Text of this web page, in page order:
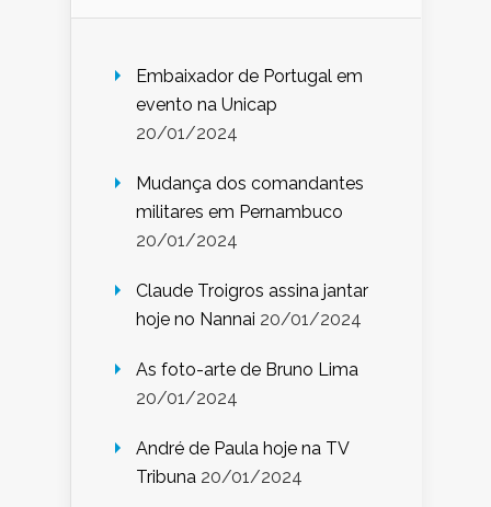
Embaixador de Portugal em
evento na Unicap
20/01/2024
Mudança dos comandantes
militares em Pernambuco
20/01/2024
Claude Troigros assina jantar
hoje no Nannai 20/01/2024
As foto-arte de Bruno Lima
20/01/2024
André de Paula hoje na TV
Tribuna 20/01/2024